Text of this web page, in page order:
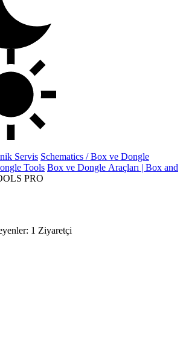
Servis Schematics / Box ve Dongle
Tools Box ve Dongle Araçları | Box and
PRO
1 Ziyaretçi